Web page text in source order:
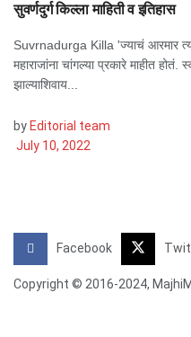
सुवर्णदुर्ग किल्ला माहिती व इतिहास
Suvrnadurga Killa 'ज्याचं आरमार
महाराजांना चांगल्या प्रकारे माहीत होतं.
झाल्याशिवाय...
by Editorial team
July 10, 2022
Facebook
Copyright © 2016-2024,